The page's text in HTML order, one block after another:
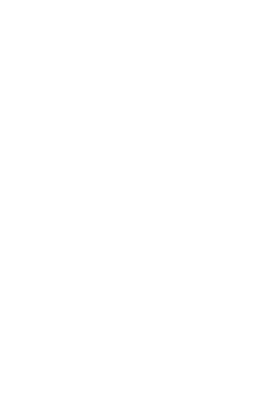
Torremolinos inicia
gestión y
ante conflicto